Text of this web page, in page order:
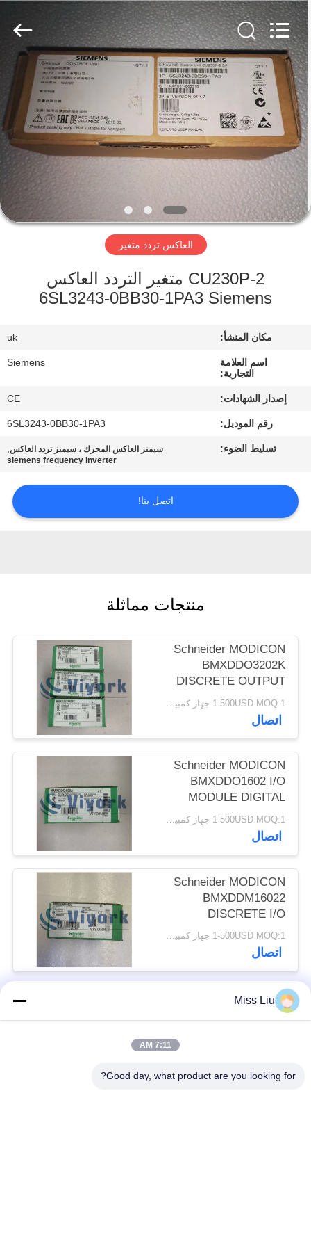
الصفحة
الرئيسية
منتجات
معلومات
عنا
المعمل
مراقبة
الجودة
اطلب
اقتباس
POLICY
Shenzhen
Viyork
Technology
Co.,
LTD.
All
Rights
Reserved.
العاكس تردد متغير
CU230P-2 متغير التردد العاكس
6SL3243-0BB30-1PA3 Siemens
مكان المنشأ: uk
اسم العلامة
التجارية:
Siemens
إصدار الشهادات: CE
رقم الموديل: 6SL3243-0BB30-1PA3
تسليط الضوء: سيمنز العاكس المحرك ، سيمنز تردد العاكس,
siemens frequency inverter
اتصل بنا!
منتجات مماثلة
Schneider MODICON
BMXDDO3202K
DISCRETE OUTPUT
MODULE 32
OUTPUTS 24VDC
1AMP NEW
1-500USD MOQ:1 جهاز كمبيوتر
اتصال
Schneider MODICON
BMXDDO1602 I/O
MODULE DIGITAL
5AMP 16Q TRANS
SOURCE NEW
1-500USD MOQ:1 جهاز كمبيوتر
اتصال
Schneider MODICON
BMXDDM16022
DISCRETE I/O
MODULE X80 8
INPUTS 8 OUTPUTS
NEW
1-500USD MOQ:1 جهاز كمبيوتر
اتصال
فئات شعبية
Miss Liu
7:11 AM
Good day, what product are you looking for?